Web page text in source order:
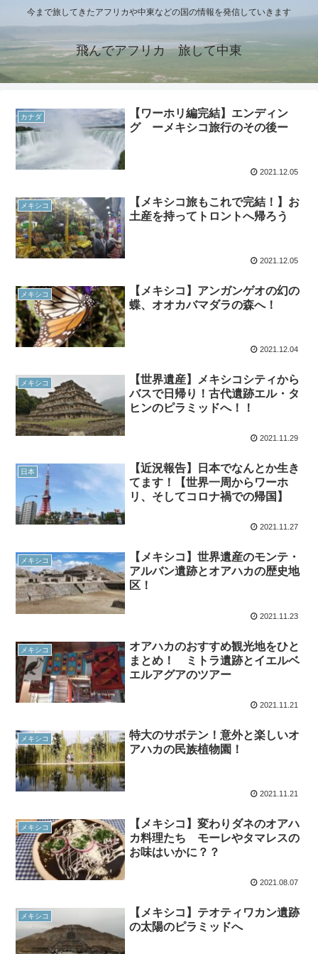
今まで旅してきたアフリカや中東などの国の情報を発信していきます
飛んでアフリカ 旅して中東
カナダ
【ワーホリ編完結】エンディン
グ ーメキシコ旅行のその後ー
2021.12.05
メキシコ
【メキシコ旅もこれで完結！】お
土産を持ってトロントへ帰ろう
2021.12.05
メキシコ
【メキシコ】アンガンゲオの幻の
蝶、オオカバマダラの森へ！
2021.12.04
メキシコ
【世界遺産】メキシコシティから
バスで日帰り！古代遺跡エル・タ
ヒンのピラミッドへ！！
2021.11.29
日本
【近況報告】日本でなんとか生き
てます！【世界一周からワーホ
リ、そしてコロナ禍での帰国】
2021.11.27
メキシコ
【メキシコ】世界遺産のモンテ・
アルバン遺跡とオアハカの歴史地
区！
2021.11.23
メキシコ
オアハカのおすすめ観光地をひと
まとめ！ ミトラ遺跡とイエルベ
エルアグアのツアー
2021.11.21
メキシコ
特大のサボテン！意外と楽しいオ
アハカの民族植物園！
2021.11.21
メキシコ
【メキシコ】変わりダネのオアハ
カ料理たち モーレやタマレスの
お味はいかに？？
2021.08.07
メキシコ
【メキシコ】テオティワカン遺跡
の太陽のピラミッドへ